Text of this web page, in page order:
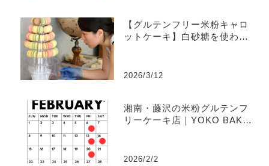
【グルテンフリー米粉キャロ
ットケーキ】白砂糖を使わな
2026/3/12
湘南・藤沢の米粉グルテンフ
リーケーキ店｜YOKO BAKE
2026/2/2